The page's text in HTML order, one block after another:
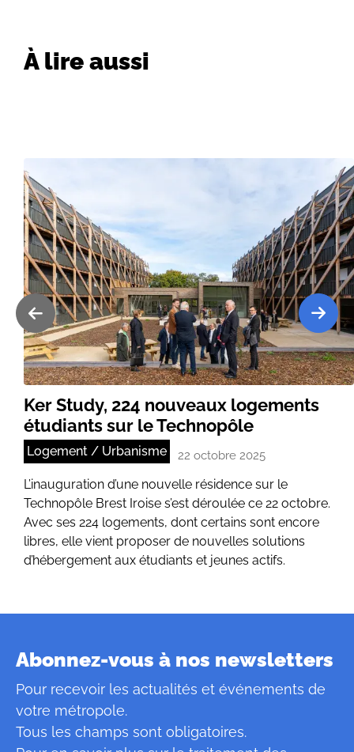
À lire aussi
Ker Study, 224 nouveaux logements
étudiants sur le Technopôle
Logement / Urbanisme 22 octobre 2025
L’inauguration d’une nouvelle résidence sur le
Technopôle Brest Iroise s’est déroulée ce 22 octobre.
Avec ses 224 logements, dont certains sont encore
libres, elle vient proposer de nouvelles solutions
d’hébergement aux étudiants et jeunes actifs.
Abonnez-vous à nos newsletters
Pour recevoir les actualités et événements de
votre métropole.
Tous les champs sont obligatoires.